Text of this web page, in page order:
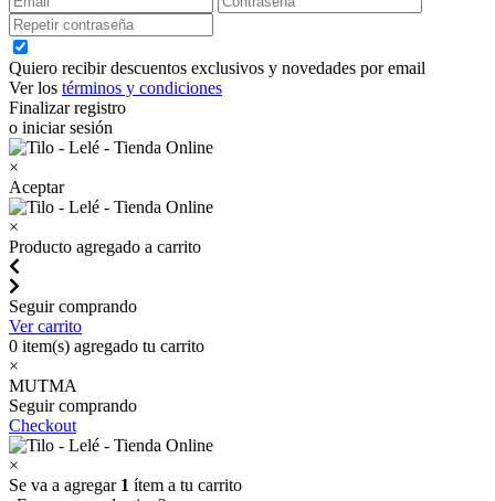
Quiero recibir descuentos exclusivos y novedades por email
Ver los términos y condiciones
Finalizar registro
o iniciar sesión
×
Aceptar
×
Producto agregado a carrito
Seguir comprando
Ver carrito
0 item(s) agregado tu carrito
×
MUTMA
Seguir comprando
Checkout
×
Se va a agregar 1 ítem a tu carrito